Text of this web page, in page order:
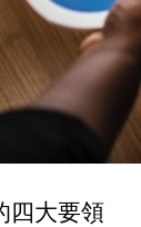
四大要領